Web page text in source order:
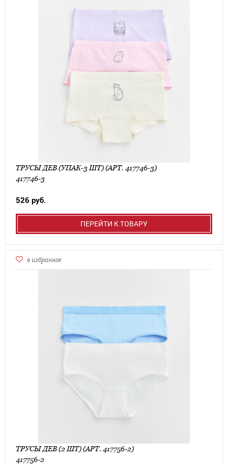
ТРУСЫ ДЕВ (УПАК-3 ШТ) (АРТ. 417746-3)
417746-3
526 руб.
ПЕРЕЙТИ К ТОВАРУ
в избранное
ТРУСЫ ДЕВ (2 ШТ) (АРТ. 417756-2)
417756-2